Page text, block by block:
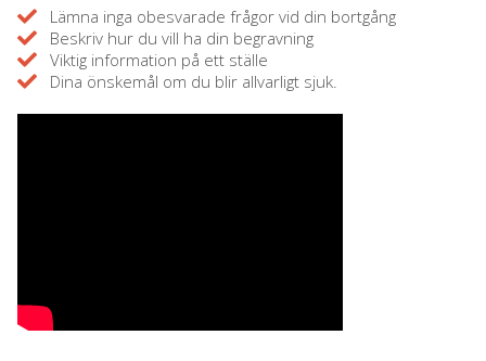
Lämna inga obesvarade frågor vid din bortgång
Beskriv hur du vill ha din begravning
Viktig information på ett ställe
Dina önskemål om du blir allvarligt sjuk.